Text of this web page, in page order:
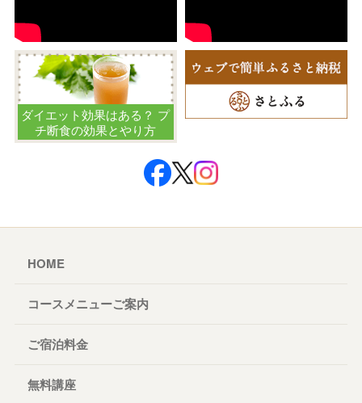
ダイエット効果はある？ プ
チ断食の効果とやり方
HOME
コースメニューご案内
ご宿泊料金
無料講座